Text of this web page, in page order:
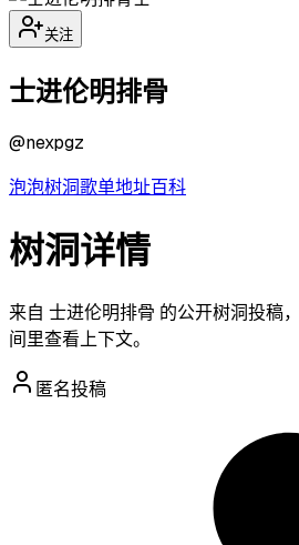
关注
士进伦明排骨
@nexpgz
泡泡树洞歌单地址百科
树洞详情
来自 士进伦明排骨 的公开树洞投稿
间里查看上下文。
匿名投稿